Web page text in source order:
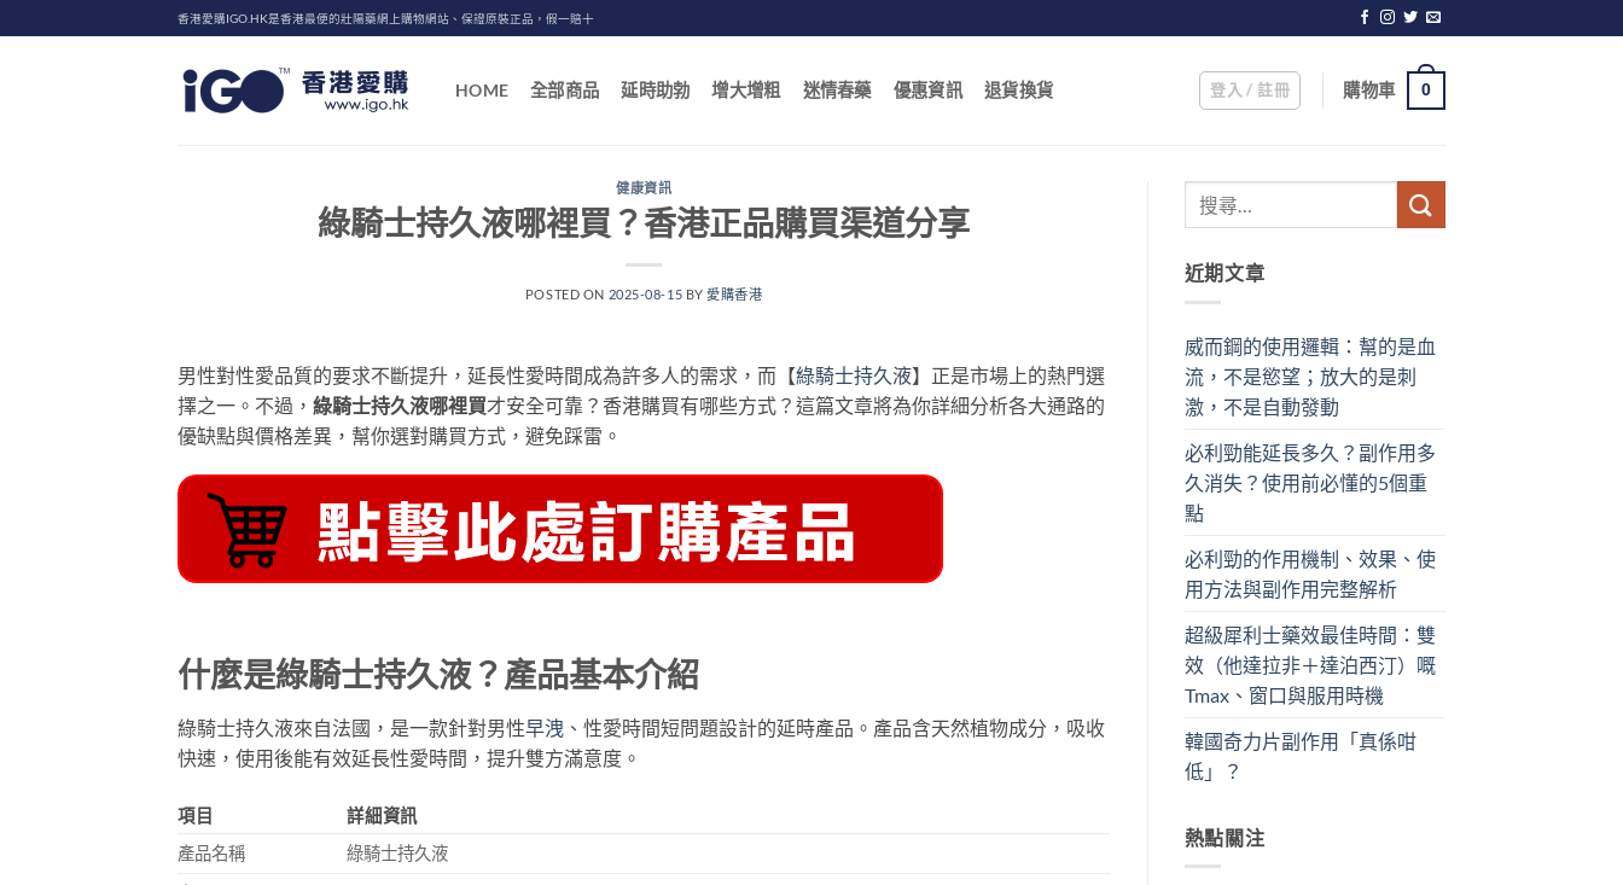
to
香港愛購IGO.HK是香港最便的壯陽藥網上購物網站、保證原裝正品，假一賠十
HOME 全部商品 延時助勃 增大增粗 迷情春藥 優惠資訊 退貨換貨 登入 / 註冊 購物車 0
健康資訊
綠騎士持久液哪裡買？香港正品購買渠道分享
POSTED ON 2025-08-15 BY愛購香港
男性對性愛品質的要求不斷提升，延長性愛時間成為許多人的需求，而【綠騎士持久液】正是市場上的熱門選
擇之一。不過， 綠騎士持久液哪裡買才安全可靠？香港購買有哪些方式？這篇文章將為你詳細分析各大通路的
優缺點與價格差異，幫你選對購買方式，避免踩雷。
什麼是綠騎士持久液？產品基本介紹
綠騎士持久液來自法國，是一款針對男性早洩 、性愛時間短問題設計的延時產品。產品含天然植物成分，吸收
快速，使用後能有效延長性愛時間，提升雙方滿意度。
項目
詳細資訊
產品名稱
綠騎士持久液
近期文章
威而鋼的使用邏輯：幫的是血
流，不是慾望；放大的是刺
激，不是自動發動
必利勁能延長多久？副作用多
久消失？使用前必懂的5個重
點
必利勁的作用機制、效果、使
用方法與副作用完整解析
超級犀利士藥效最佳時間：雙
效（他達拉非＋達泊西汀）嘅
Tmax、窗口與服用時機
韓國奇力片副作用「真係咁
低」？
熱點關注